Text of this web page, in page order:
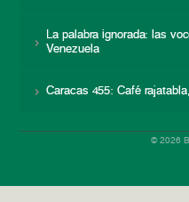
La palabra ignorada: las
Venezuela
Caracas 455: Café
© 2026